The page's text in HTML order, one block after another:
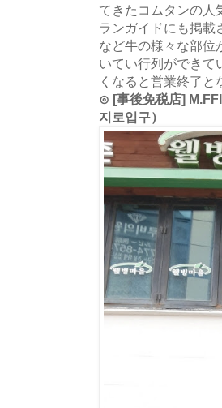
てきたコムタンの人
ランガイドにも掲載
など牛の様々な部位
いてい行列ができて
くなると営業終了
⊙ [事後免税店]
지로입구）